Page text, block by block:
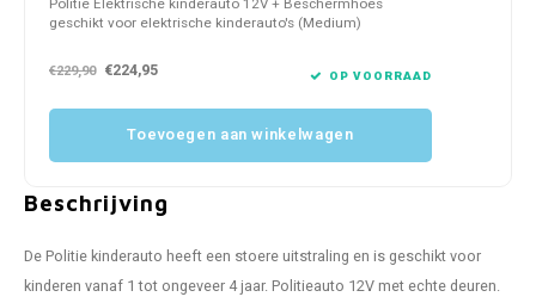
Politie Elektrische kinderauto 12V + Beschermhoes
geschikt voor elektrische kinderauto's (Medium)
€229,90 €224,95 OP VOORRAAD
Toevoegen aan winkelwagen
Beschrijving
De Politie kinderauto heeft een stoere uitstraling en is geschikt voor
kinderen vanaf 1 tot ongeveer 4 jaar. Politieauto 12V met echte deuren.